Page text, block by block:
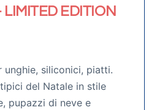
EDITION
unghie, siliconici, piatti.
del Natale in stile
pupazzi di neve e